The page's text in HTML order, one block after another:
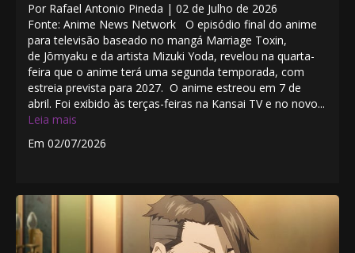
Por Rafael Antonio Pineda | 02 de Julho de 2026
Fonte: Anime News Network O episódio final do anime
para televisão baseado no mangá Marriage Toxin,
de Jōmyaku e da artista Mizuki Yoda, revelou na quarta-
feira que o anime terá uma segunda temporada, com
estreia prevista para 2027. O anime estreou em 7 de
abril. Foi exibido às terças-feiras na Kansai TV e no novo...
Leia mais
Em 02/07/2026